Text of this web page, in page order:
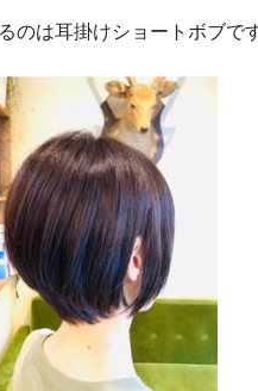
のは耳掛けショートボブです